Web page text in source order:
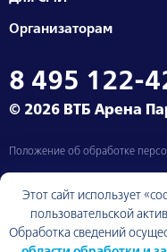
Организаторам
8 495 122-
© 2026 ВТБ Арена
Положение об обработке
Этот сайт использует
пользовательской
Обработка сведений